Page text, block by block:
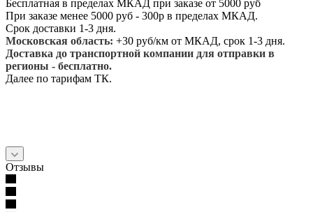
Бесплатная в пределах МКАД при заказе от 5000 руб
При заказе менее 5000 руб - 300р в пределах МКАД.
Срок доставки 1-3 дня.
Московская область: +30 руб/км от МКАД, срок 1-3 дня.
Доставка до транспортной компании для отправки в
регионы - бесплатно.
Далее по тарифам ТК.
Отзывы